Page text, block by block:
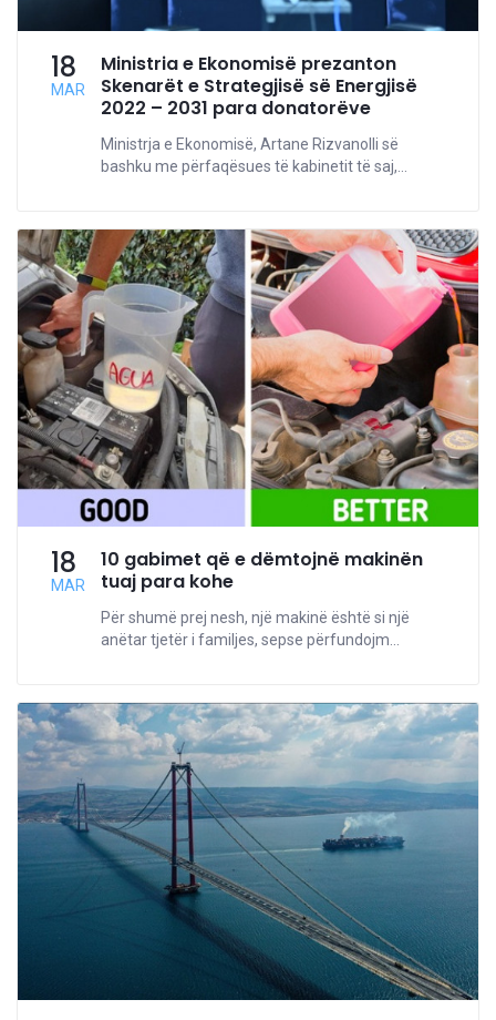
18
MAR
Ministria e Ekonomisë prezanton
Skenarët e Strategjisë së Energjisë
2022 – 2031 para donatorëve
Ministrja e Ekonomisë, Artane Rizvanolli së
bashku me përfaqësues të kabinetit të saj,...
18
MAR
10 gabimet që e dëmtojnë makinën
tuaj para kohe
Për shumë prej nesh, një makinë është si një
anëtar tjetër i familjes, sepse përfundojm...